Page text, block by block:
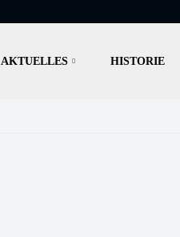
AKTUELLES HISTORIE